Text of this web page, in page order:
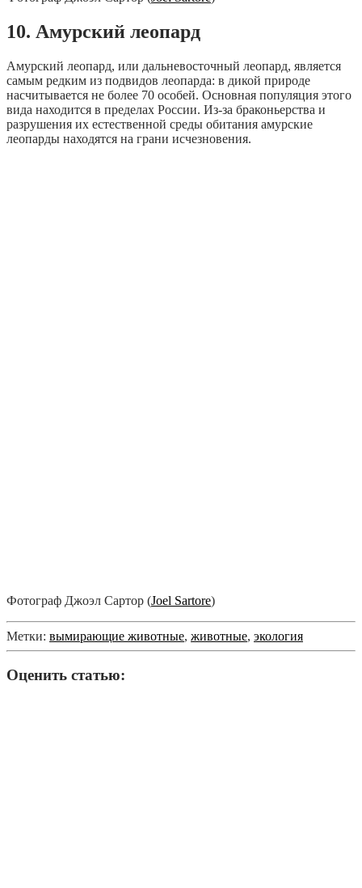
10. Амурский леопард
Амурский леопард, или дальневосточный леопард, является
самым редким из подвидов леопарда: в дикой природе
насчитывается не более 70 особей. Основная популяция этого
вида находится в пределах России. Из-за браконьерства и
разрушения их естественной среды обитания амурские
леопарды находятся на грани исчезновения.
Фотограф Джоэл Сартор (Joel Sartore)
Метки: вымирающие животные, животные, экология
Оценить статью: